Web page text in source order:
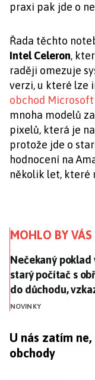
praxi pak jde o
Řada těchto
Intel Celeron,
raději omezuje
verzi, u které lze
obchod Microsoft
mnoha modelů
pixelů, která je
protože jde o
hodnocení na
několik let, které
MOHLO BY
Nečekaný
Nečekaný poklad
starý počítač s
do důchodu,
NOVINKY
U nás zatím
obchody